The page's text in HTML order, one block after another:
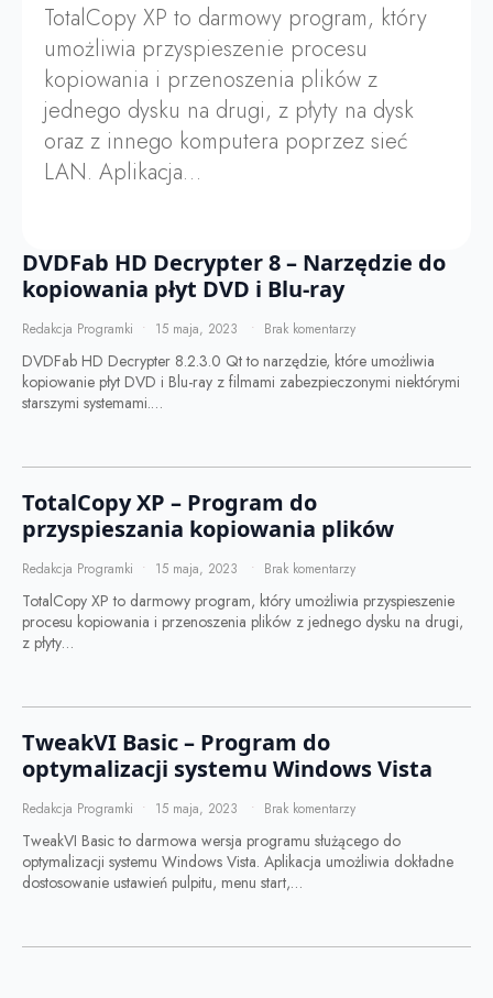
TotalCopy XP to darmowy program, który
umożliwia przyspieszenie procesu
kopiowania i przenoszenia plików z
jednego dysku na drugi, z płyty na dysk
oraz z innego komputera poprzez sieć
LAN. Aplikacja…
DVDFab HD Decrypter 8 – Narzędzie do
kopiowania płyt DVD i Blu-ray
Redakcja Programki 15 maja, 2023 Brak komentarzy
DVDFab HD Decrypter 8.2.3.0 Qt to narzędzie, które umożliwia
kopiowanie płyt DVD i Blu-ray z filmami zabezpieczonymi niektórymi
starszymi systemami.…
TotalCopy XP – Program do
przyspieszania kopiowania plików
Redakcja Programki 15 maja, 2023 Brak komentarzy
TotalCopy XP to darmowy program, który umożliwia przyspieszenie
procesu kopiowania i przenoszenia plików z jednego dysku na drugi,
z płyty…
TweakVI Basic – Program do
optymalizacji systemu Windows Vista
Redakcja Programki 15 maja, 2023 Brak komentarzy
TweakVI Basic to darmowa wersja programu służącego do
optymalizacji systemu Windows Vista. Aplikacja umożliwia dokładne
dostosowanie ustawień pulpitu, menu start,…